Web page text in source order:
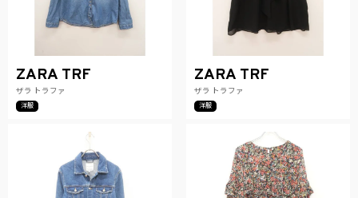
ZARA TRF
ザラ トラファ
洋服
ZARA TRF
ザラ トラファ
洋服